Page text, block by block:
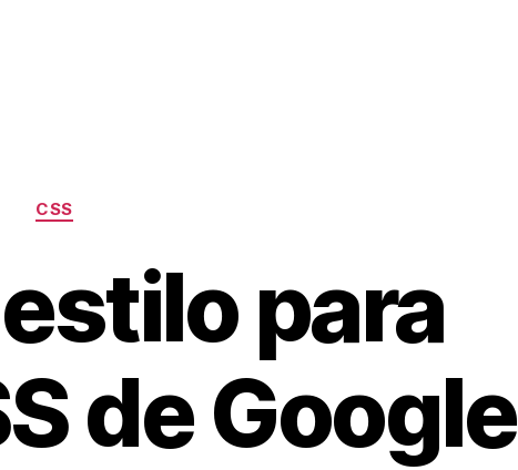
Categorías
CSS
para
de Google